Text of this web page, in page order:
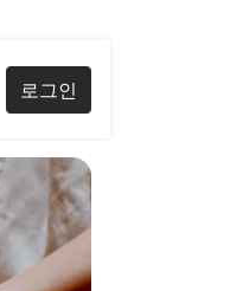
로그인